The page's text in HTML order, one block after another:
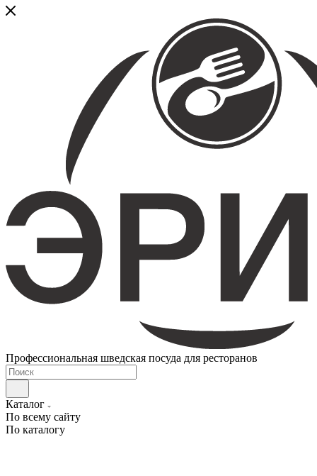
Профессиональная шведская посуда для ресторанов
Каталог
По всему сайту
По каталогу